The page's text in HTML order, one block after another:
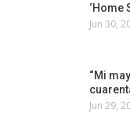
‘Home
Jun 30,
“Mi
Jun 29,